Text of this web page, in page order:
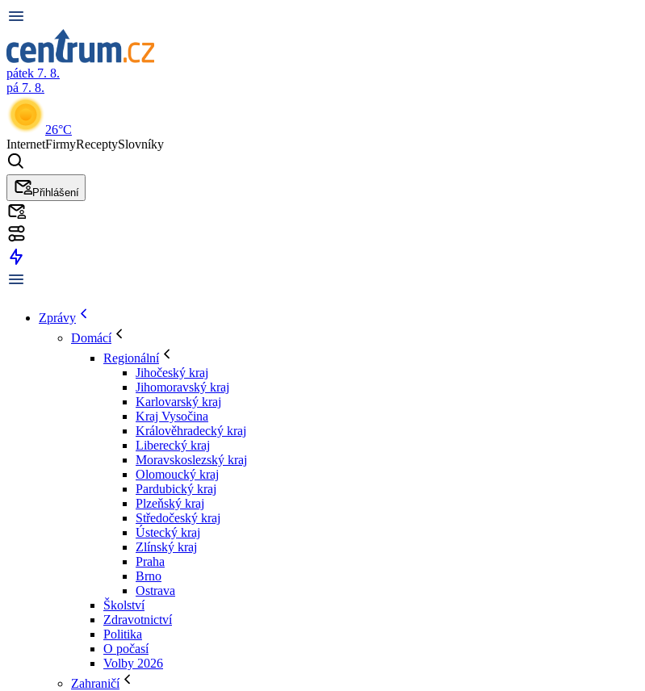
pátek 7. 8.
pá 7. 8.
26°C
InternetFirmyReceptySlovníky
Přihlášení
Zprávy
Domácí
Regionální
Jihočeský kraj
Jihomoravský kraj
Karlovarský kraj
Kraj Vysočina
Králověhradecký kraj
Liberecký kraj
Moravskoslezský kraj
Olomoucký kraj
Pardubický kraj
Plzeňský kraj
Středočeský kraj
Ústecký kraj
Zlínský kraj
Praha
Brno
Ostrava
Školství
Zdravotnictví
Politika
O počasí
Volby 2026
Zahraničí